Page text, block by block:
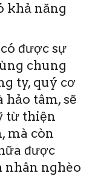
khả năng
được sự
chung
ty, quý cơ
hảo tâm, sẽ
từ thiện
mà còn
được
nhân nghèo